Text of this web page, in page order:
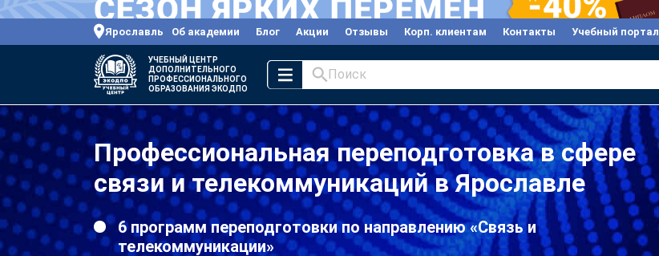
Ярославль Об академии Блог Акции Отзывы Корп. клиентам Контакты Учебный портал
УЧЕБНЫЙ ЦЕНТР
ДОПОЛНИТЕЛЬНОГО
ПРОФЕССИОНАЛЬНОГО
ОБРАЗОВАНИЯ ЭКОДПО
Поиск
Профессиональная переподготовка в сфере
связи и телекоммуникаций в Ярославле
6 программ переподготовки по направлению «Связь и
телекоммуникации»